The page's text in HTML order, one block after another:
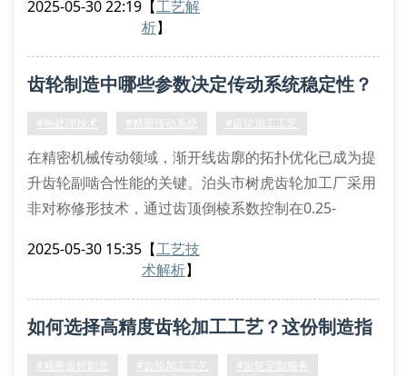
具系统，配合在线监测装置，可实时修正齿廓修形参
齿面粗糙度ra≤0.4μm
周节累积误差±5μm/m
渗碳淬火变形量＜0.03mm
2025-05-30 22:19 【工艺解
析】
齿轮制造中哪些参数决定传动系统稳定性？
#热处理技术 #精密传动系统 #齿轮加工工艺
在精密机械传动领域，渐开线齿廓的拓扑优化已成为提
升齿轮副啮合性能的关键。泊头市树虎齿轮加工厂采用
非对称修形技术，通过齿顶倒棱系数控制在0.25-
18.7%。该工艺结合三维轮廓扫描仪进行实时监测，确
基于赫兹接触理论建立的齿面接触斑分析模型显示，当
压力角偏差超过2.3′
2025-05-30 15:35 【工艺技
术解析】
如何选择高精度齿轮加工工艺？这份制造指
南必看
#精密齿轮制造 #齿轮加工工艺 #齿轮定制服务